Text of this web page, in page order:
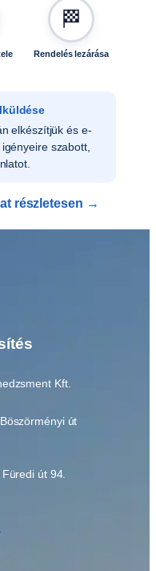
🏁
Rendelés lezárása
követően
és rendelését
részletesen →
Kft.
út
út 94.